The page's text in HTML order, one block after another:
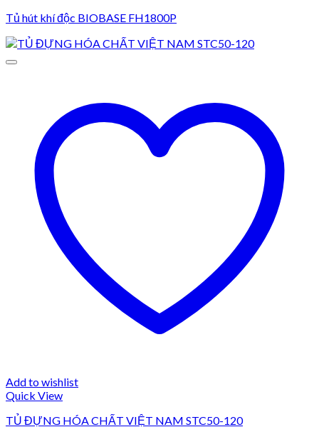
Tủ hút khí độc BIOBASE FH1800P
Add to wishlist
Quick View
TỦ ĐỰNG HÓA CHẤT VIỆT NAM STC50-120